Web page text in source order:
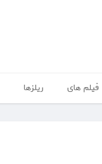
فیلم های ریلزها